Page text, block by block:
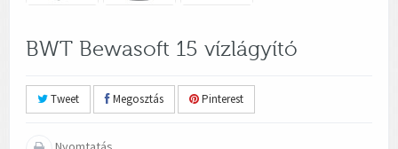
BWT Bewasoft 15 vízlágyító
Tweet Megosztás Pinterest